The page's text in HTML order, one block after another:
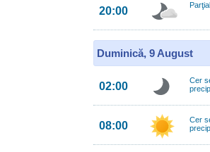
20:00
Duminică, 9 August
02:00
Cer
08:00
Cer